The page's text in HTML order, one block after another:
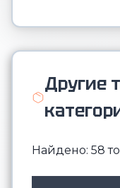
Другие
Найдено: 58